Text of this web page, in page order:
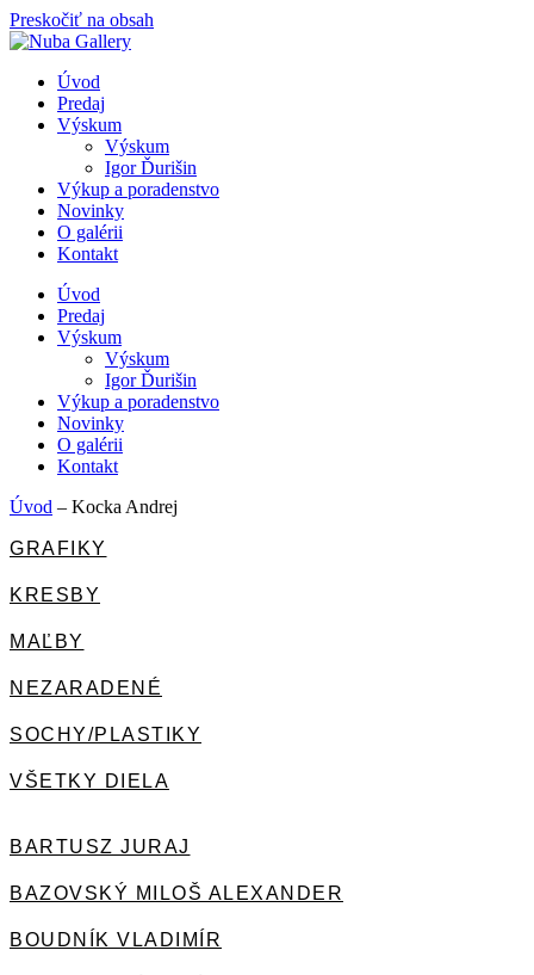
Preskočiť na obsah
Úvod
Predaj
Výskum
Výskum
Igor Ďurišin
Výkup a poradenstvo
Novinky
O galérii
Kontakt
Úvod
Predaj
Výskum
Výskum
Igor Ďurišin
Výkup a poradenstvo
Novinky
O galérii
Kontakt
Úvod – Kocka Andrej
GRAFIKY
KRESBY
MAĽBY
NEZARADENÉ
SOCHY/PLASTIKY
VŠETKY DIELA
BARTUSZ JURAJ
BAZOVSKÝ MILOŠ ALEXANDER
BOUDNÍK VLADIMÍR